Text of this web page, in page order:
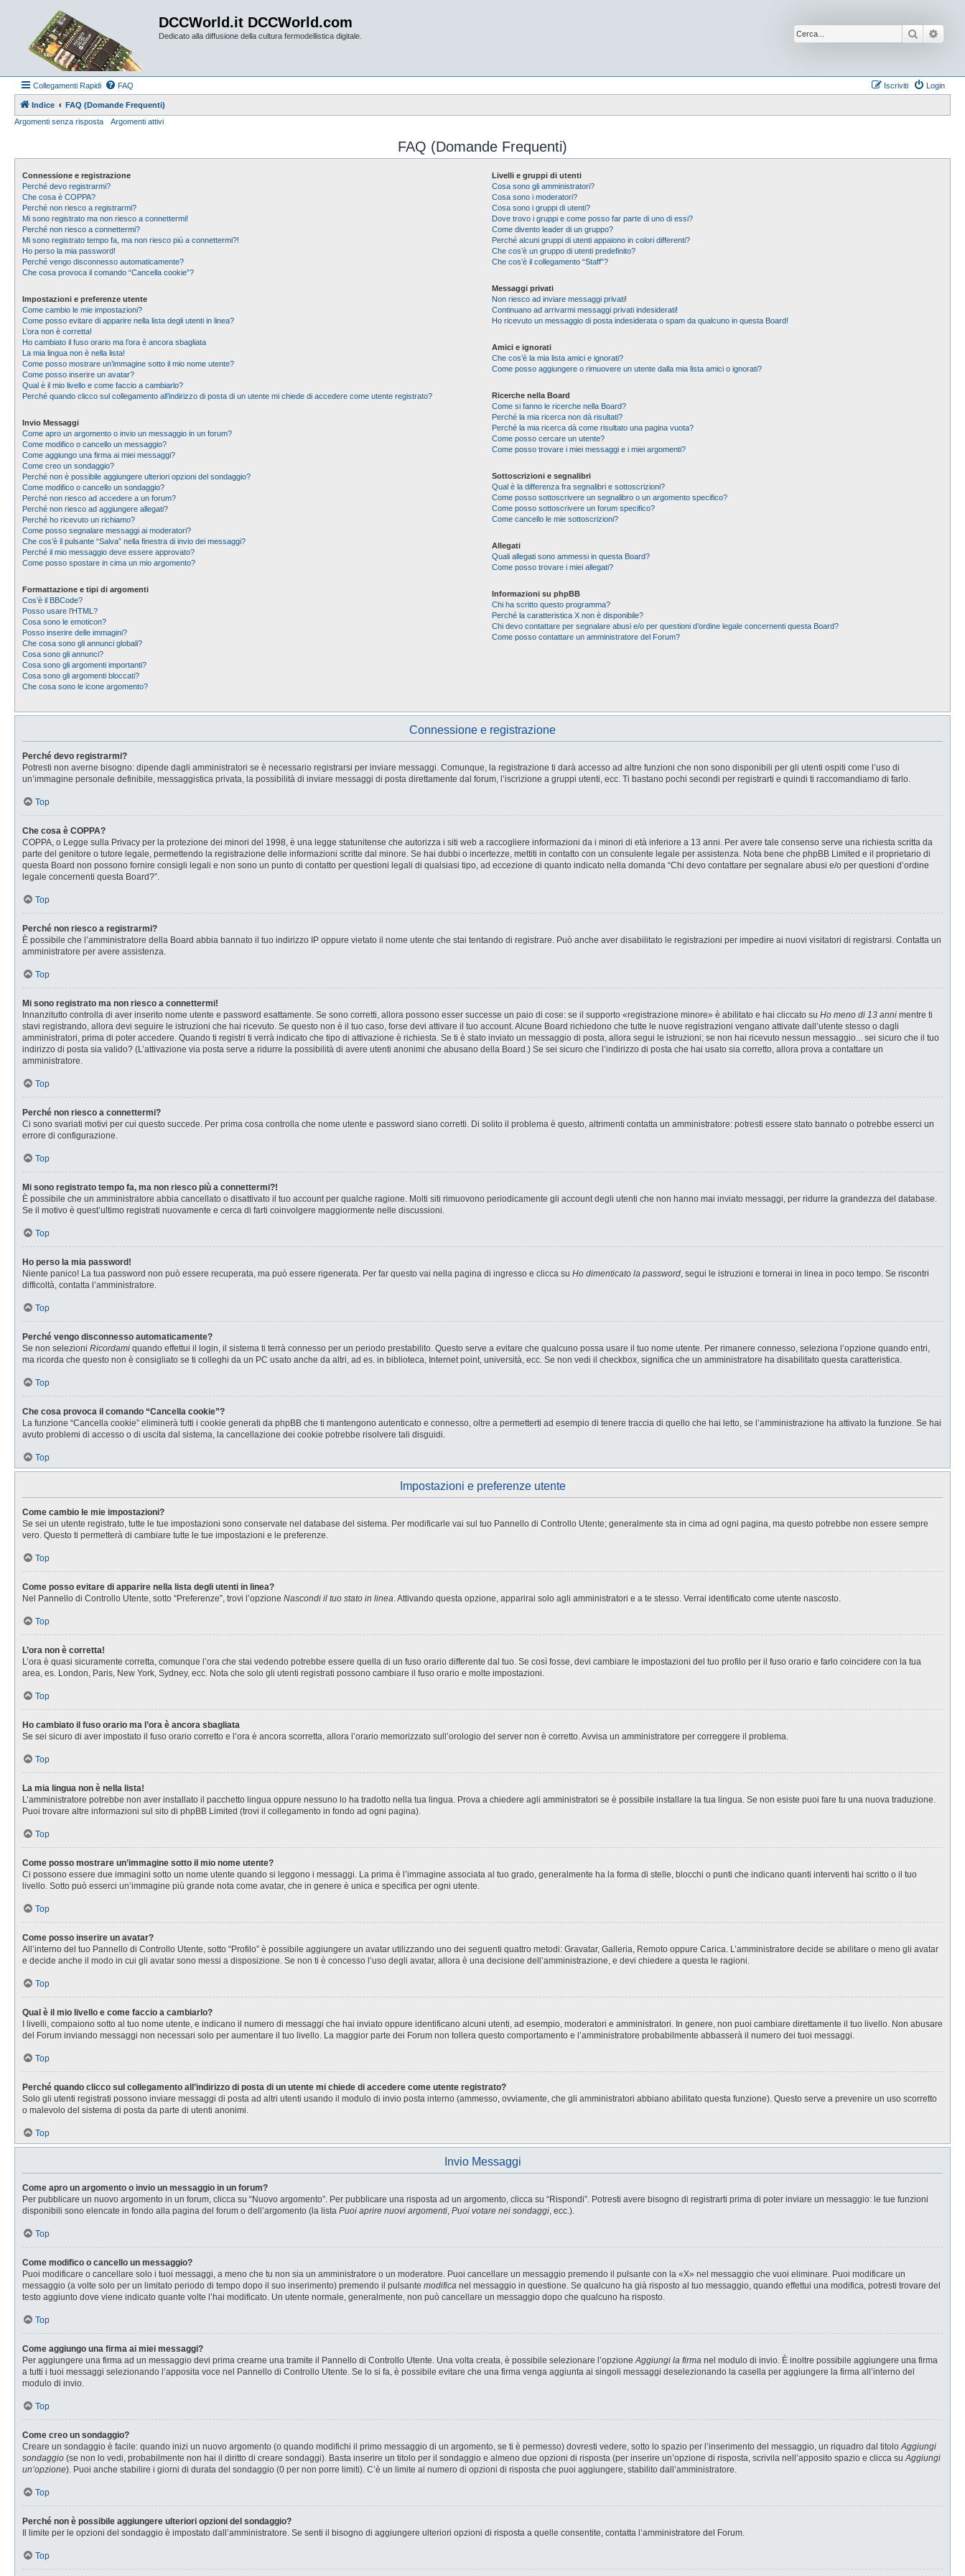
DCCWorld.it DCCWorld.com
Dedicato alla diffusione della cultura fermodellistica digitale. Cerca
Collegamenti Rapidi FAQ Login
Iscriviti
Indice
FAQ (Domande Frequenti)
Argomenti senza risposta
Argomenti attivi
FAQ (Domande Frequenti)
Connessione e registrazione
Perché devo registrarmi?
Che cosa è COPPA?
Perché non riesco a registrarmi?
Mi sono registrato ma non riesco a connettermi!
Perché non riesco a connettermi?
Mi sono registrato tempo fa, ma non riesco più a connettermi?!
Ho perso la mia password!
Perché vengo disconnesso automaticamente?
Che cosa provoca il comando “Cancella cookie”?
Impostazioni e preferenze utente
Come cambio le mie impostazioni?
Come posso evitare di apparire nella lista degli utenti in linea?
L’ora non è corretta!
Ho cambiato il fuso orario ma l’ora è ancora sbagliata
La mia lingua non è nella lista!
Come posso mostrare un’immagine sotto il mio nome utente?
Come posso inserire un avatar?
Qual è il mio livello e come faccio a cambiarlo?
Perché quando clicco sul collegamento all’indirizzo di posta di un utente mi chiede di accedere come utente registrato?
Invio Messaggi
Come apro un argomento o invio un messaggio in un forum?
Come modifico o cancello un messaggio?
Come aggiungo una firma ai miei messaggi?
Come creo un sondaggio?
Perché non è possibile aggiungere ulteriori opzioni del sondaggio?
Come modifico o cancello un sondaggio?
Perché non riesco ad accedere a un forum?
Perché non riesco ad aggiungere allegati?
Perché ho ricevuto un richiamo?
Come posso segnalare messaggi ai moderatori?
Che cos’è il pulsante “Salva” nella finestra di invio dei messaggi?
Perché il mio messaggio deve essere approvato?
Come posso spostare in cima un mio argomento?
Formattazione e tipi di argomenti
Cos’è il BBCode?
Posso usare l’HTML?
Cosa sono le emoticon?
Posso inserire delle immagini?
Che cosa sono gli annunci globali?
Cosa sono gli annunci?
Cosa sono gli argomenti importanti?
Cosa sono gli argomenti bloccati?
Che cosa sono le icone argomento?
Livelli e gruppi di utenti
Cosa sono gli amministratori?
Cosa sono i moderatori?
Cosa sono i gruppi di utenti?
Dove trovo i gruppi e come posso far parte di uno di essi?
Come divento leader di un gruppo?
Perché alcuni gruppi di utenti appaiono in colori differenti?
Che cos’è un gruppo di utenti predefinito?
Che cos’è il collegamento “Staff”?
Messaggi privati
Non riesco ad inviare messaggi privati!
Continuano ad arrivarmi messaggi privati indesiderati!
Ho ricevuto un messaggio di posta indesiderata o spam da qualcuno in questa Board!
Amici e ignorati
Che cos’è la mia lista amici e ignorati?
Come posso aggiungere o rimuovere un utente dalla mia lista amici o ignorati?
Ricerche nella Board
Come si fanno le ricerche nella Board?
Perché la mia ricerca non dà risultati?
Perché la mia ricerca dà come risultato una pagina vuota?
Come posso cercare un utente?
Come posso trovare i miei messaggi e i miei argomenti?
Sottoscrizioni e segnalibri
Qual è la differenza fra segnalibri e sottoscrizioni?
Come posso sottoscrivere un segnalibro o un argomento specifico?
Come posso sottoscrivere un forum specifico?
Come cancello le mie sottoscrizioni?
Allegati
Quali allegati sono ammessi in questa Board?
Come posso trovare i miei allegati?
Informazioni su phpBB
Chi ha scritto questo programma?
Perché la caratteristica X non è disponibile?
Chi devo contattare per segnalare abusi e/o per questioni d’ordine legale concernenti questa Board?
Come posso contattare un amministratore del Forum?
Connessione e registrazione
Perché devo registrarmi?
Potresti non averne bisogno: dipende dagli amministratori se è necessario registrarsi per inviare messaggi. Comunque, la registrazione ti darà accesso ad altre funzioni che non sono disponibili per gli utenti ospiti come l’uso di
un’immagine personale definibile, messaggistica privata, la possibilità di inviare messaggi di posta direttamente dal forum, l’iscrizione a gruppi utenti, ecc. Ti bastano pochi secondi per registrarti e quindi ti raccomandiamo di farlo.
Top
Che cosa è COPPA?
COPPA, o Legge sulla Privacy per la protezione dei minori del 1998, è una legge statunitense che autorizza i siti web a raccogliere informazioni da i minori di età inferiore a 13 anni. Per avere tale consenso serve una richiesta scritta da
parte del genitore o tutore legale, permettendo la registrazione delle informazioni scritte dal minore. Se hai dubbi o incertezze, mettiti in contatto con un consulente legale per assistenza. Nota bene che phpBB Limited e il proprietario di
questa Board non possono fornire consigli legali e non sono un punto di contatto per questioni legali di qualsiasi tipo, ad eccezione di quanto indicato nella domanda “Chi devo contattare per segnalare abusi e/o per questioni d’ordine
legale concernenti questa Board?”.
Top
Perché non riesco a registrarmi?
È possibile che l’amministratore della Board abbia bannato il tuo indirizzo IP oppure vietato il nome utente che stai tentando di registrare. Può anche aver disabilitato le registrazioni per impedire ai nuovi visitatori di registrarsi. Contatta un
amministratore per avere assistenza.
Top
Mi sono registrato ma non riesco a connettermi!
Innanzitutto controlla di aver inserito nome utente e password esattamente. Se sono corretti, allora possono esser successe un paio di cose: se il supporto «registrazione minore» è abilitato e hai cliccato su Ho meno di 13 anni mentre ti
stavi registrando, allora devi seguire le istruzioni che hai ricevuto. Se questo non è il tuo caso, forse devi attivare il tuo account. Alcune Board richiedono che tutte le nuove registrazioni vengano attivate dall’utente stesso o dagli
amministratori, prima di poter accedere. Quando ti registri ti verrà indicato che tipo di attivazione è richiesta. Se ti è stato inviato un messaggio di posta, allora segui le istruzioni; se non hai ricevuto nessun messaggio... sei sicuro che il tuo
indirizzo di posta sia valido? (L’attivazione via posta serve a ridurre la possibilità di avere utenti anonimi che abusano della Board.) Se sei sicuro che l’indirizzo di posta che hai usato sia corretto, allora prova a contattare un
amministratore.
Top
Perché non riesco a connettermi?
Ci sono svariati motivi per cui questo succede. Per prima cosa controlla che nome utente e password siano corretti. Di solito il problema è questo, altrimenti contatta un amministratore: potresti essere stato bannato o potrebbe esserci un
errore di configurazione.
Top
Mi sono registrato tempo fa, ma non riesco più a connettermi?!
È possibile che un amministratore abbia cancellato o disattivato il tuo account per qualche ragione. Molti siti rimuovono periodicamente gli account degli utenti che non hanno mai inviato messaggi, per ridurre la grandezza del database.
Se il motivo è quest’ultimo registrati nuovamente e cerca di farti coinvolgere maggiormente nelle discussioni.
Top
Ho perso la mia password!
Niente panico! La tua password non può essere recuperata, ma può essere rigenerata. Per far questo vai nella pagina di ingresso e clicca su Ho dimenticato la password, segui le istruzioni e tornerai in linea in poco tempo. Se riscontri
difficoltà, contatta l’amministratore.
Top
Perché vengo disconnesso automaticamente?
Se non selezioni Ricordami quando effettui il login, il sistema ti terrà connesso per un periodo prestabilito. Questo serve a evitare che qualcuno possa usare il tuo nome utente. Per rimanere connesso, seleziona l’opzione quando entri,
ma ricorda che questo non è consigliato se ti colleghi da un PC usato anche da altri, ad es. in biblioteca, Internet point, università, ecc. Se non vedi il checkbox, significa che un amministratore ha disabilitato questa caratteristica.
Top
Che cosa provoca il comando “Cancella cookie”?
La funzione “Cancella cookie” eliminerà tutti i cookie generati da phpBB che ti mantengono autenticato e connesso, oltre a permetterti ad esempio di tenere traccia di quello che hai letto, se l’amministrazione ha attivato la funzione. Se hai
avuto problemi di accesso o di uscita dal sistema, la cancellazione dei cookie potrebbe risolvere tali disguidi.
Top
Impostazioni e preferenze utente
Come cambio le mie impostazioni?
Se sei un utente registrato, tutte le tue impostazioni sono conservate nel database del sistema. Per modificarle vai sul tuo Pannello di Controllo Utente; generalmente sta in cima ad ogni pagina, ma questo potrebbe non essere sempre
vero. Questo ti permetterà di cambiare tutte le tue impostazioni e le preferenze.
Top
Come posso evitare di apparire nella lista degli utenti in linea?
Nel Pannello di Controllo Utente, sotto “Preferenze”, trovi l’opzione Nascondi il tuo stato in linea. Attivando questa opzione, apparirai solo agli amministratori e a te stesso. Verrai identificato come utente nascosto.
Top
L’ora non è corretta!
L’ora è quasi sicuramente corretta, comunque l’ora che stai vedendo potrebbe essere quella di un fuso orario differente dal tuo. Se così fosse, devi cambiare le impostazioni del tuo profilo per il fuso orario e farlo coincidere con la tua
area, es. London, Paris, New York, Sydney, ecc. Nota che solo gli utenti registrati possono cambiare il fuso orario e molte impostazioni.
Top
Ho cambiato il fuso orario ma l’ora è ancora sbagliata
Se sei sicuro di aver impostato il fuso orario corretto e l’ora è ancora scorretta, allora l’orario memorizzato sull’orologio del server non è corretto. Avvisa un amministratore per correggere il problema.
Top
La mia lingua non è nella lista!
L’amministratore potrebbe non aver installato il pacchetto lingua oppure nessuno lo ha tradotto nella tua lingua. Prova a chiedere agli amministratori se è possibile installare la tua lingua. Se non esiste puoi fare tu una nuova traduzione.
Puoi trovare altre informazioni sul sito di phpBB Limited (trovi il collegamento in fondo ad ogni pagina).
Top
Come posso mostrare un’immagine sotto il mio nome utente?
Ci possono essere due immagini sotto un nome utente quando si leggono i messaggi. La prima è l’immagine associata al tuo grado, generalmente ha la forma di stelle, blocchi o punti che indicano quanti interventi hai scritto o il tuo
livello. Sotto può esserci un’immagine più grande nota come avatar, che in genere è unica e specifica per ogni utente.
Top
Come posso inserire un avatar?
All’interno del tuo Pannello di Controllo Utente, sotto “Profilo” è possibile aggiungere un avatar utilizzando uno dei seguenti quattro metodi: Gravatar, Galleria, Remoto oppure Carica. L’amministratore decide se abilitare o meno gli avatar
e decide anche il modo in cui gli avatar sono messi a disposizione. Se non ti è concesso l’uso degli avatar, allora è una decisione dell’amministrazione, e devi chiedere a questa le ragioni.
Top
Qual è il mio livello e come faccio a cambiarlo?
I livelli, compaiono sotto al tuo nome utente, e indicano il numero di messaggi che hai inviato oppure identificano alcuni utenti, ad esempio, moderatori e amministratori. In genere, non puoi cambiare direttamente il tuo livello. Non abusare
del Forum inviando messaggi non necessari solo per aumentare il tuo livello. La maggior parte dei Forum non tollera questo comportamento e l’amministratore probabilmente abbasserà il numero dei tuoi messaggi.
Top
Perché quando clicco sul collegamento all’indirizzo di posta di un utente mi chiede di accedere come utente registrato?
Solo gli utenti registrati possono inviare messaggi di posta ad altri utenti usando il modulo di invio posta interno (ammesso, ovviamente, che gli amministratori abbiano abilitato questa funzione). Questo serve a prevenire un uso scorretto
o malevolo del sistema di posta da parte di utenti anonimi.
Top
Invio Messaggi
Come apro un argomento o invio un messaggio in un forum?
Per pubblicare un nuovo argomento in un forum, clicca su “Nuovo argomento”. Per pubblicare una risposta ad un argomento, clicca su “Rispondi”. Potresti avere bisogno di registrarti prima di poter inviare un messaggio: le tue funzioni
disponibili sono elencate in fondo alla pagina del forum o dell’argomento (la lista Puoi aprire nuovi argomenti, Puoi votare nei sondaggi, ecc.).
Top
Come modifico o cancello un messaggio?
Puoi modificare o cancellare solo i tuoi messaggi, a meno che tu non sia un amministratore o un moderatore. Puoi cancellare un messaggio premendo il pulsante con la «X» nel messaggio che vuoi eliminare. Puoi modificare un
messaggio (a volte solo per un limitato periodo di tempo dopo il suo inserimento) premendo il pulsante modifica nel messaggio in questione. Se qualcuno ha già risposto al tuo messaggio, quando effettui una modifica, potresti trovare del
testo aggiunto dove viene indicato quante volte l’hai modificato. Un utente normale, generalmente, non può cancellare un messaggio dopo che qualcuno ha risposto.
Top
Come aggiungo una firma ai miei messaggi?
Per aggiungere una firma ad un messaggio devi prima crearne una tramite il Pannello di Controllo Utente. Una volta creata, è possibile selezionare l’opzioneAggiungi la firma nel modulo di invio. È inoltre possibile aggiungere una firma
a tutti i tuoi messaggi selezionando l’apposita voce nel Pannello di Controllo Utente. Se lo si fa, è possibile evitare che una firma venga aggiunta ai singoli messaggi deselezionando la casella per aggiungere la firma all’interno del
modulo di invio.
Top
Come creo un sondaggio?
Creare un sondaggio è facile: quando inizi un nuovo argomento (o quando modifichi il primo messaggio di un argomento, se ti è permesso) dovresti vedere, sotto lo spazio per l’inserimento del messaggio, un riquadro dal titoloAggiungi
sondaggio (se non lo vedi, probabilmente non hai il diritto di creare sondaggi). Basta inserire un titolo per il sondaggio e almeno due opzioni di risposta (per inserire un’opzione di risposta, scrivila nell’apposito spazio e clicca suAggiungi
un’opzione). Puoi anche stabilire i giorni di durata del sondaggio (0 per non porre limiti). C’è un limite al numero di opzioni di risposta che puoi aggiungere, stabilito dall’amministratore.
Top
Perché non è possibile aggiungere ulteriori opzioni del sondaggio?
Il limite per le opzioni del sondaggio è impostato dall’amministratore. Se senti il bisogno di aggiungere ulteriori opzioni di risposta a quelle consentite, contatta l’amministratore del Forum.
Top